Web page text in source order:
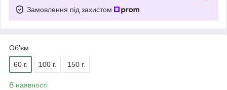
Замовлення під захистом
Об'єм
60 г. 100 г. 150 г.
В наявності